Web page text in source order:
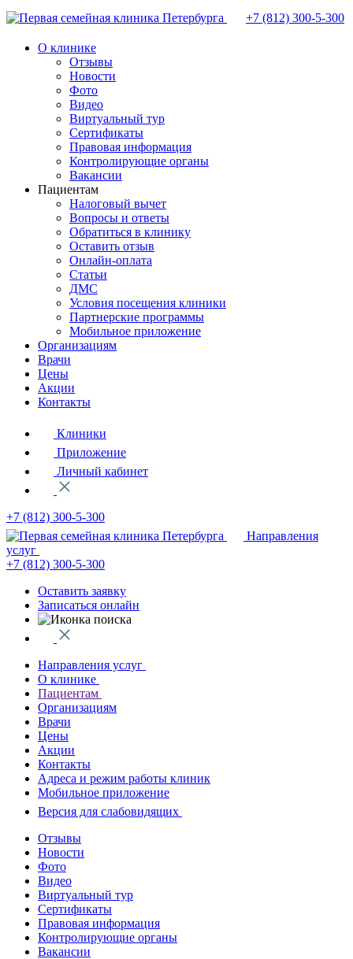
+7 (812) 300-5-300
О клинике
Отзывы
Новости
Фото
Видео
Виртуальный тур
Сертификаты
Правовая информация
Контролирующие органы
Вакансии
Пациентам
Налоговый вычет
Вопросы и ответы
Обратиться в клинику
Оставить отзыв
Онлайн-оплата
Статьи
ДМС
Условия посещения клиники
Партнерские программы
Мобильное приложение
Организациям
Врачи
Цены
Акции
Контакты
Клиники
Приложение
Личный кабинет
+7 (812) 300-5-300
Направления
услуг
+7 (812) 300-5-300
Оставить заявку
Записаться онлайн
Направления услуг
О клинике
Пациентам
Организациям
Врачи
Цены
Акции
Контакты
Адреса и режим работы клиник
Мобильное приложение
Версия для слабовидящих
Отзывы
Новости
Фото
Видео
Виртуальный тур
Сертификаты
Правовая информация
Контролирующие органы
Вакансии